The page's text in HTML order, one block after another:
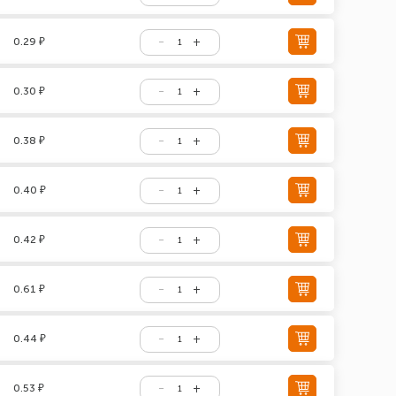
0.29 ₽
0.30 ₽
0.38 ₽
0.40 ₽
0.42 ₽
0.61 ₽
0.44 ₽
0.53 ₽